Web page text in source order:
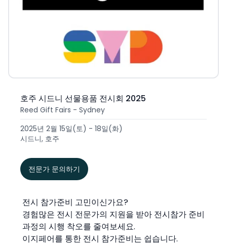
호주 시드니 선물용품 전시회 2025
Reed Gift Fairs - Sydney
2025년 2월 15일(토) - 18일(화)
시드니, 호주
전문가 문의하기
전시 참가준비 고민이신가요?
경험많은 전시 전문가의 지원을 받아 전시참가 준비
과정의 시행 착오를 줄여보세요.
이지페어를 통한 전시 참가준비는 쉽습니다.